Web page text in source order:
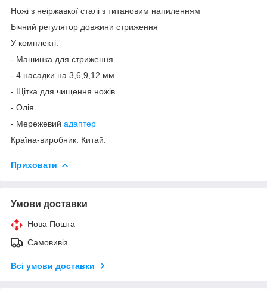
Ножі з неіржавкої сталі з титановим напиленням
Бічний регулятор довжини стриження
У комплекті:
- Машинка для стриження
- 4 насадки на 3,6,9,12 мм
- Щітка для чищення ножів
- Олія
- Мережевий адаптер
Країна-виробник: Китай.
Приховати
Умови доставки
Нова Пошта
Самовивіз
Всі умови доставки